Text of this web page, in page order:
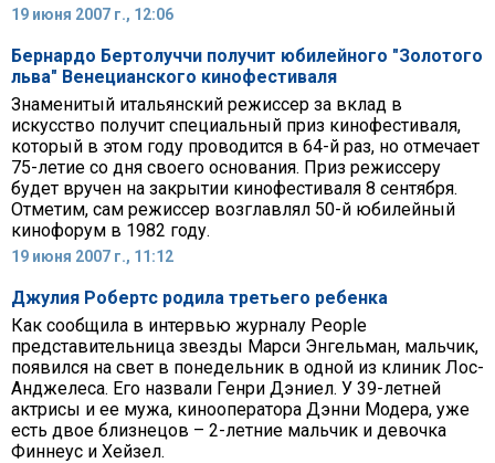
19 июня 2007 г., 12:06
Бернардо Бертолуччи получит юбилейного "Золотого
льва" Венецианского кинофестиваля
Знаменитый итальянский режиссер за вклад в
искусство получит специальный приз кинофестиваля,
который в этом году проводится в 64-й раз, но отмечает
75-летие со дня своего основания. Приз режиссеру
будет вручен на закрытии кинофестиваля 8 сентября.
Отметим, сам режиссер возглавлял 50-й юбилейный
кинофорум в 1982 году.
19 июня 2007 г., 11:12
Джулия Робертс родила третьего ребенка
Как сообщила в интервью журналу People
представительница звезды Марси Энгельман, мальчик,
появился на свет в понедельник в одной из клиник Лос-
Анджелеса. Его назвали Генри Дэниел. У 39-летней
актрисы и ее мужа, кинооператора Дэнни Модера, уже
есть двое близнецов – 2-летние мальчик и девочка
Финнеус и Хейзел.